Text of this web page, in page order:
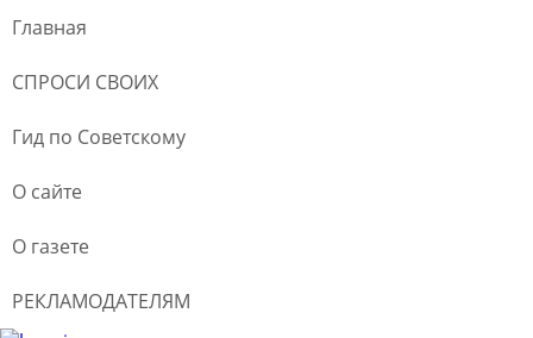
Главная
СПРОСИ СВОИХ
Гид по Советскому
О сайте
О газете
РЕКЛАМОДАТЕЛЯМ